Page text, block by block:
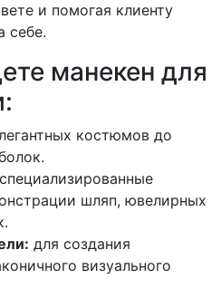
и помогая клиенту
себе.
манекен для
костюмов до
специализированные
шляп, ювелирных
для создания
визуального